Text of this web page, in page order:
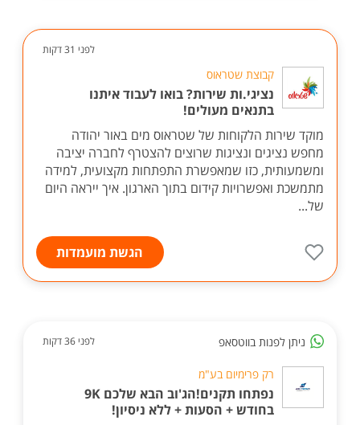
לפני 31 דקות
קבוצת שטראוס
נציגי.ות שירות? בואו לעבוד איתנו
בתנאים מעולים!
מוקד שירות הלקוחות של שטראוס מים באור יהודה
מחפש נציגים ונציגות שרוצים להצטרף לחברה יציבה
ומשמעותית, כזו שמאפשרת התפתחות מקצועית, למידה
מתמשכת ואפשרויות קידום בתוך הארגון. איך ייראה היום
של...
הגשת מועמדות
ניתן לפנות בווטסאפ לפני 36 דקות
רק פרימיום בע"מ
נפתחו תקנים!הג'וב הבא שלכם 9K
בחודש + הסעות + ללא ניסיון!